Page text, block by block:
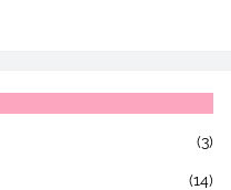
(3)
(14)